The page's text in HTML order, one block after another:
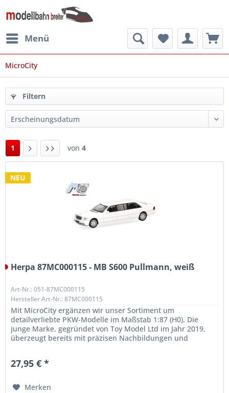
Menü
MicroCity
Filtern
1 von 4
NEU
Herpa 87MC000115 - MB S600 Pullmann, weiß
Art-Nr.: 051-87MC000115
Hersteller Art-Nr.: 87MC000115
Mit MicroCity ergänzen wir unser Sortiment um
detailverliebte PKW-Modelle im Maßstab 1:87 (H0). Die
junge Marke, gegründet von Toy Model Ltd im Jahr 2019,
überzeugt bereits mit präzisen Nachbildungen und
27,95 € *
Merken